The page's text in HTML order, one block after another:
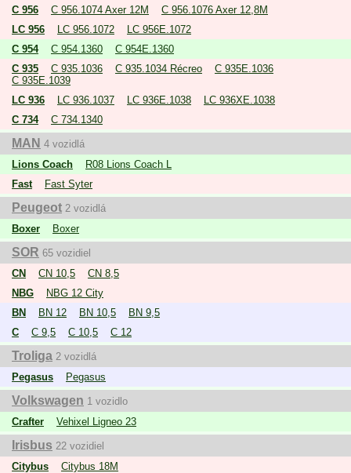
C 956
C 956.1074 Axer 12M
C 956.1076 Axer 12,8M
LC 956
LC 956.1072
LC 956E.1072
C 954
C 954.1360
C 954E.1360
C 935
C 935.1036 C 935.1034 Récreo
C 935E.1036
C 935E.1039
LC 936
LC 936.1037 LC 936E.1038
LC 936XE.1038
C 734
C 734.1340
MAN 4 vozidlá
Lions Coach
R08 Lions Coach L
Fast
Fast Syter
Peugeot 2 vozidlá
Boxer
Boxer
SOR 65 vozidiel
CN
CN 10,5
CN 8,5
NBG
NBG 12 City
BN
BN 12 BN 10,5
BN 9,5
C
C 9,5 C 10,5 C 12
Troliga 2 vozidlá
Pegasus
Pegasus
Volkswagen 1 vozidlo
Crafter
Vehixel Ligneo 23
Irisbus 22 vozidiel
Citybus
Citybus 18M